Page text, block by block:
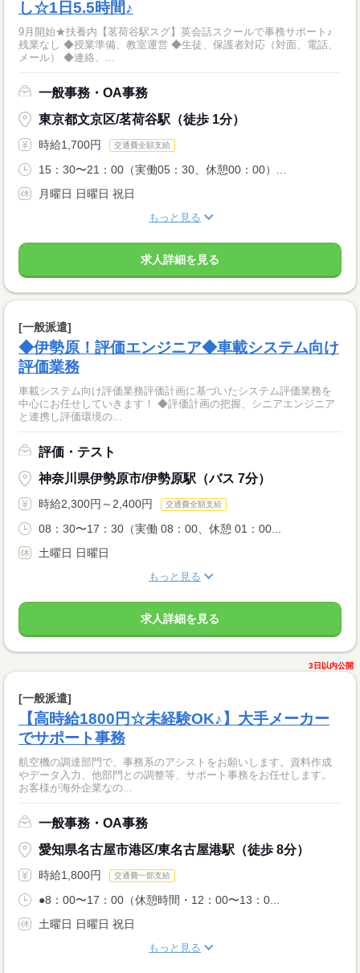
し☆1日5.5時間♪
9月開始★扶養内【茗荷谷駅スグ】英会話スクールで事務サポート♪
残業なし ◆授業準備、教室運営 ◆生徒、保護者対応（対面、電話、
メール） ◆連絡、...
一般事務・OA事務
東京都文京区/茗荷谷駅（徒歩 1分）
時給1,700円 交通費全額支給
15：30〜21：00（実働05：30、休憩00：00）...
月曜日 日曜日 祝日
もっと見る
求人詳細を見る
[一般派遣]
◆伊勢原！評価エンジニア◆車載システム向け
評価業務
車載システム向け評価業務評価計画に基づいたシステム評価業務を
中心にお任せしていきます！ ◆評価計画の把握、シニアエンジニア
と連携し評価環境の...
評価・テスト
神奈川県伊勢原市/伊勢原駅（バス 7分）
時給2,300円～2,400円 交通費全額支給
08：30〜17：30（実働 08：00、休憩 01：00...
土曜日 日曜日
もっと見る
求人詳細を見る
3日以内公開
[一般派遣]
【高時給1800円☆未経験OK♪】大手メーカー
でサポート事務
航空機の調達部門で、事務系のアシストをお願いします。資料作成
やデータ入力、他部門との調整等、サポート事務をお任せします。
お客様が海外企業なの...
一般事務・OA事務
愛知県名古屋市港区/東名古屋港駅（徒歩 8分）
時給1,800円 交通費一部支給
●8：00〜17：00（休憩時間・12：00〜13：0...
土曜日 日曜日 祝日
もっと見る